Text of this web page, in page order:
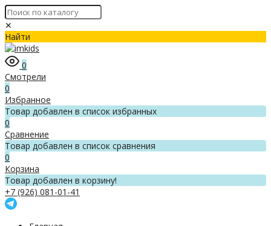
✕
Найти
0
Смотрели
0
Избранное
Товар добавлен в список избранных
0
Сравнение
Товар добавлен в список сравнения
0
Корзина
Товар добавлен в корзину!
+7 (926) 081-01-41